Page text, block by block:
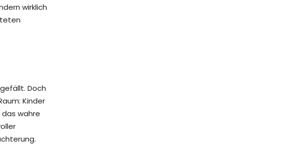
wirklich
Doch
Kinder
wahre